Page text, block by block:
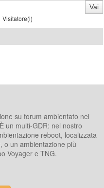
Visitatore(i)
su forum ambientato nel
un multi-GDR: nel nostro
reboot, localizzata
o un ambientazione più
Voyager e TNG.